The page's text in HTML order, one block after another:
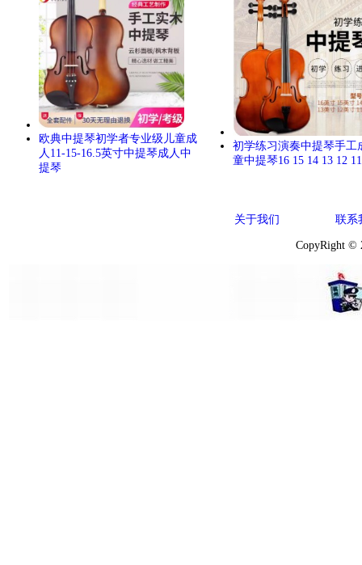
欧典中提琴初学者专业级儿童成
人11-15-16.5英寸中提琴成人中
提琴
初学练习演奏中提琴手工
童中提琴16 15 14 13 12
关于我们 联系
CopyRight ©